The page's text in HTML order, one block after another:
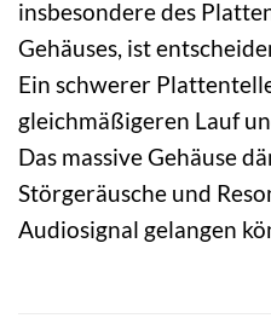
insbesondere des
Gehäuses, ist
Ein schwerer
gleichmäßigeren Lauf
Das massive Gehäuse
Störgeräusche und
Audiosignal gelangen